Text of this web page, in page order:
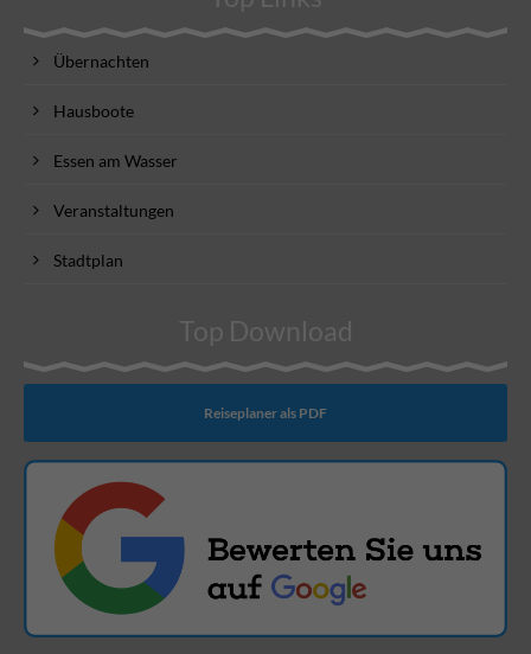
Übernachten
Hausboote
Essen am Wasser
Veranstaltungen
Stadtplan
Top Download
Reiseplaner als PDF